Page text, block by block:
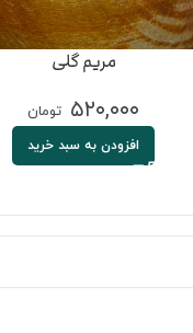
مریم گلی
۵۲۰,۰۰۰ تومان
افزودن به سبد خرید